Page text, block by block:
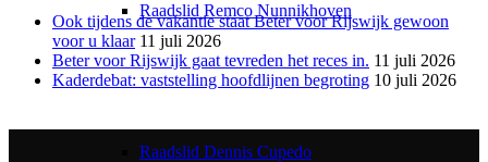
Raadslid Remco Nunnikhoven
Raadslid Dennis Cupedo
Ook tijdens de vakantie staat Beter voor Rijswijk gewoon
voor u klaar 11 juli 2026
Beter voor Rijswijk gaat tevreden het reces in. 11 juli 2026
Kaderdebat: vaststelling hoofdlijnen begroting 10 juli 2026